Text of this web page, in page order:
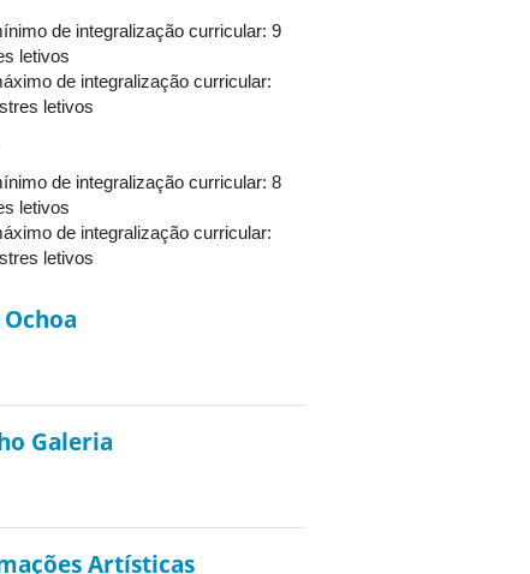
de integralização curricular: 9
letivos
de integralização curricular:
letivos
de integralização curricular: 8
letivos
de integralização curricular:
letivos
Galeria
Artísticas